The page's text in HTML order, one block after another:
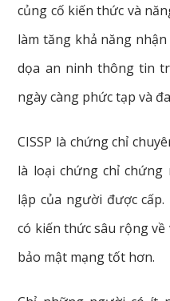
củng cố kiến thức và
làm tăng khả năng
dọa an ninh thông tin
ngày càng phức tạp và
CISSP là chứng chỉ
là loại chứng chỉ
lập của người được
có kiến thức sâu rộng
bảo mật mạng tốt hơn.